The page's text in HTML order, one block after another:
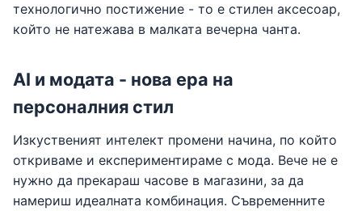
технологично постижение - то е стилен аксесоар,
който не натежава в малката вечерна чанта.
AI и модата - нова ера на
персоналния стил
Изкуственият интелект промени начина, по който
откриваме и експериментираме с мода. Вече не е
нужно да прекараш часове в магазини, за да
намериш идеалната комбинация. Съвременните